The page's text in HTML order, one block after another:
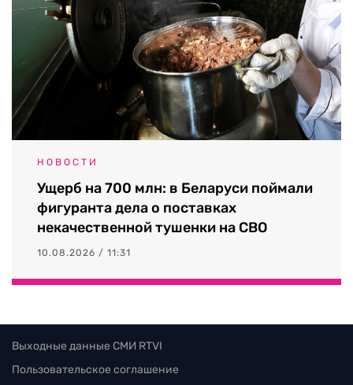
НОВОСТИ
Ущерб на 700 млн: в Беларуси поймали
фигуранта дела о поставках
некачественной тушенки на СВО
10.08.2026 / 11:31
Выходные данные СМИ RTVI
Пользовательское соглашение